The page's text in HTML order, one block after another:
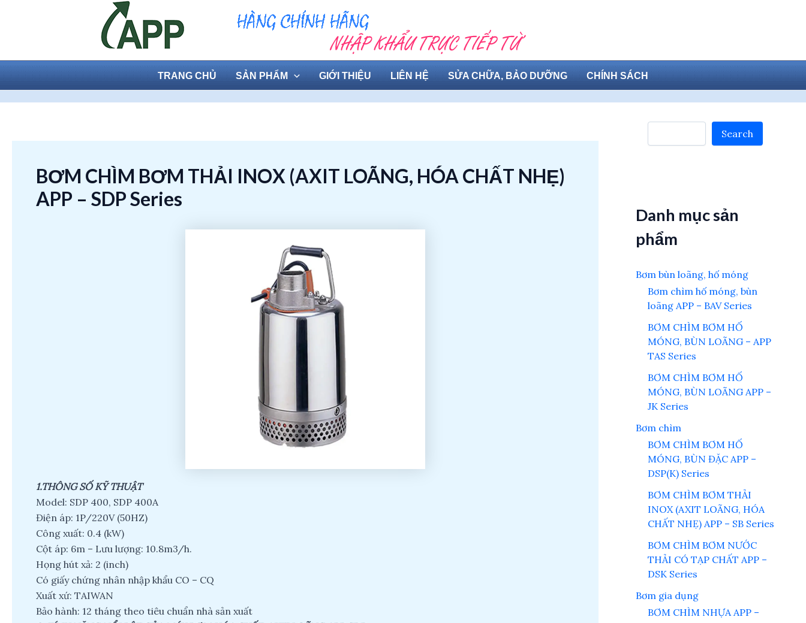
TRANG CHỦ SẢN PHẨM GIỚI THIỆU LIÊN HỆ SỬA CHỮA, BẢO DƯỠNG CHÍNH SÁCH
BƠM CHÌM BƠM THẢI INOX (AXIT LOÃNG, HÓA CHẤT NHẸ)
APP – SDP Series
1.THÔNG SỐ KỸ THUẬT
Model: SDP 400, SDP 400A
Điện áp: 1P/220V (50HZ)
Công xuất: 0.4 (kW)
Cột áp: 6m – Lưu lượng: 10.8m3/h.
Họng hút xả: 2 (inch)
Có giấy chứng nhân nhập khẩu CO – CQ
Xuất xứ: TAIWAN
Bảo hành: 12 tháng theo tiêu chuẩn nhà sản xuất
Search
Search
Danh mục sản
phẩm
Bơm bùn loãng, hố móng
Bơm chìm hố móng, bùn
loãng APP – BAV Series
BƠM CHÌM BƠM HỐ
MÓNG, BÙN LOÃNG – APP
TAS Series
BƠM CHÌM BƠM HỐ
MÓNG, BÙN LOÃNG APP –
JK Series
Bơm chìm
BƠM CHÌM BƠM HỐ
MÓNG, BÙN ĐẶC APP –
DSP(K) Series
BƠM CHÌM BƠM THẢI
INOX (AXIT LOÃNG, HÓA
CHẤT NHẸ) APP – SB Series
BƠM CHÌM BƠM NƯỚC
THẢI CÓ TẠP CHẤT APP –
DSK Series
Bơm gia dụng
BƠM CHÌM NHỰA APP –